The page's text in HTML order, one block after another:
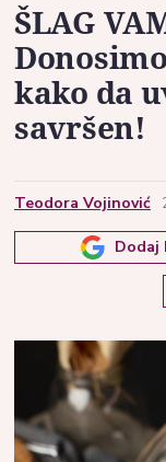
ŠLAG
kako da
savršen!
Teodora Vojinović
Dodaj